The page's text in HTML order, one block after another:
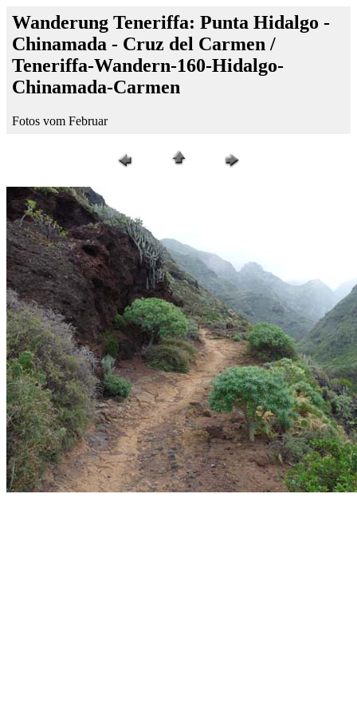
Wanderung Teneriffa: Punta Hidalgo -
Chinamada - Cruz del Carmen /
Teneriffa-Wandern-160-Hidalgo-
Chinamada-Carmen
Fotos vom Februar